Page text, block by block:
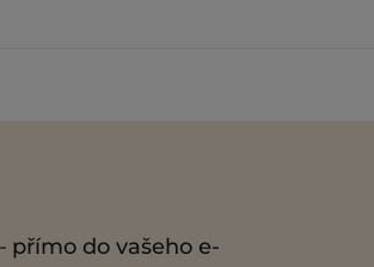
přímo do vašeho e-